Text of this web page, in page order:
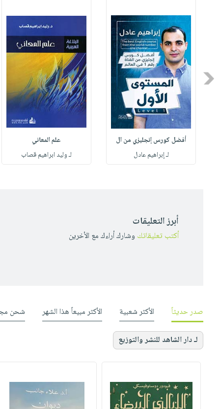
Previous
أفضل كورس إنجليزي من ال
لـ إبراهيم عادل
علم المعاني
لـ وليد ابراهيم قصاب
أبرز التعليقات
أكتب تعليقاتك وشارك أراءك مع الأخرين
صدر حديثاً الأكثر شعبية الأكثر مبيعاً هذا الشهر شحن
لـ دار الشاهد للنشر والتوزيع